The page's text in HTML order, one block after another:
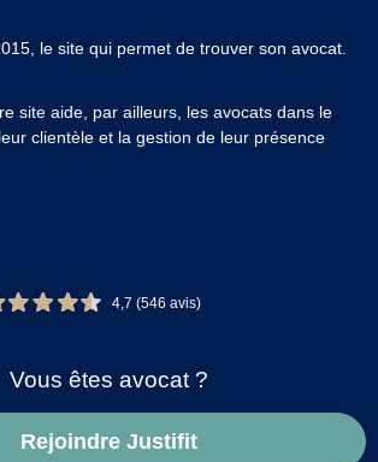
le site qui permet de trouver son avocat.
site aide, par ailleurs, les avocats dans le
clientèle et la gestion de leur présence
4,7 (546 avis)
Vous êtes avocat ?
Rejoindre Justifit